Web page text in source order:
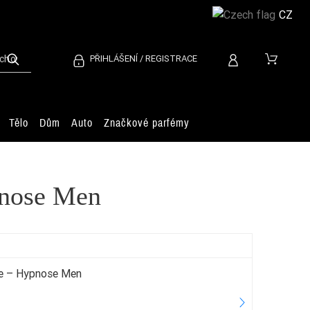
PŘIHLÁŠENÍ / REGISTRACE
Tělo Dům Auto Značkové parfémy
Men
– Hypnose Men
CZ